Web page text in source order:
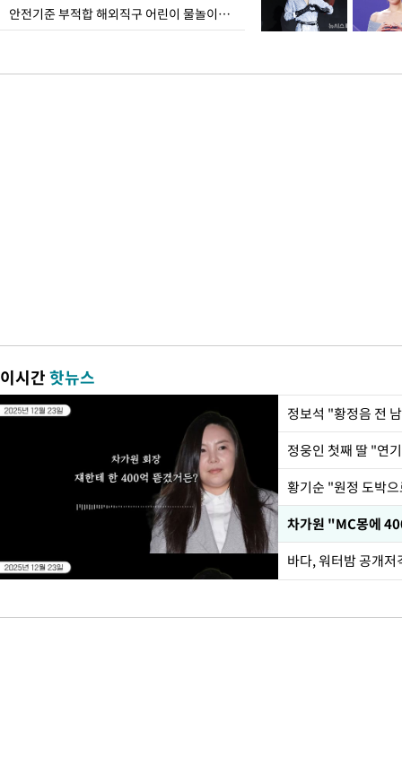
안전기준 부적합 해외직구 어린이 물놀이용품 판매 중단 요청한 서울시
이시간핫뉴스
정웅인 첫째 딸 "연
황기순 "원정 도박
바다, 워터밤 공개